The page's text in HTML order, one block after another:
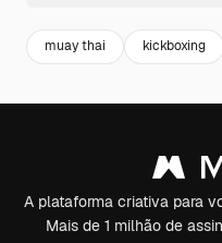
muay thai kickboxing
A plataforma criativa para
Mais de 1 milhão de